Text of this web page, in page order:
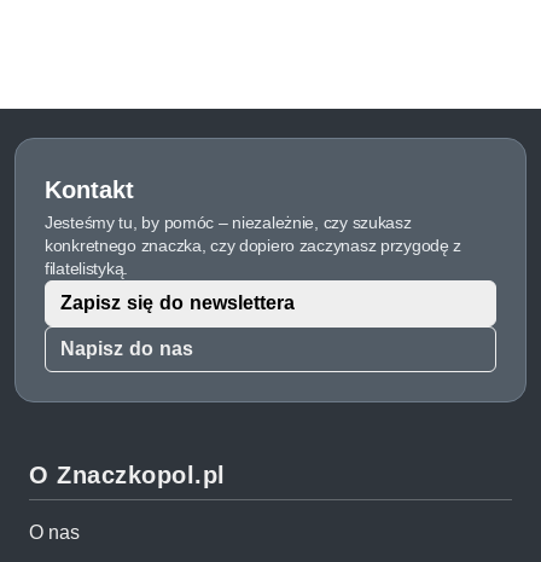
Kontakt
Jesteśmy tu, by pomóc – niezależnie, czy szukasz
konkretnego znaczka, czy dopiero zaczynasz przygodę z
filatelistyką.
Napisz do nas
Zapisz się do newslettera
O Znaczkopol.pl
O nas